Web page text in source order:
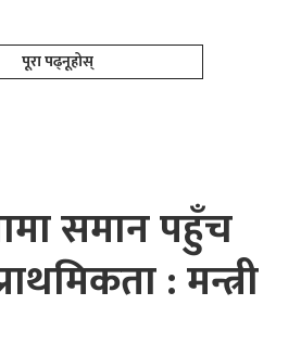
पूरा पढ्नूहोस्
समान पहुँच
: मन्त्री